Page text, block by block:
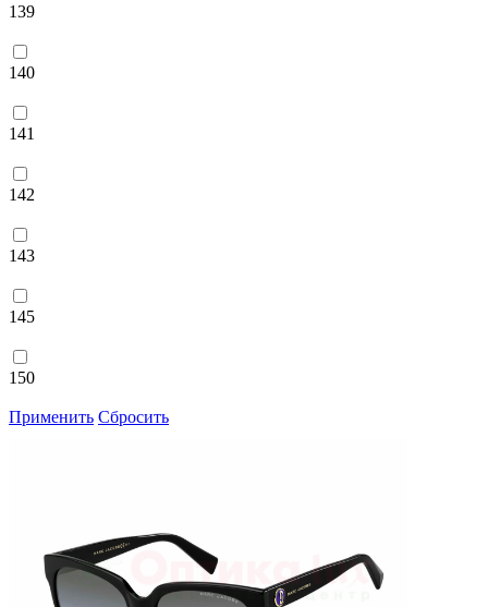
139
140
141
142
143
145
150
Применить Сбросить